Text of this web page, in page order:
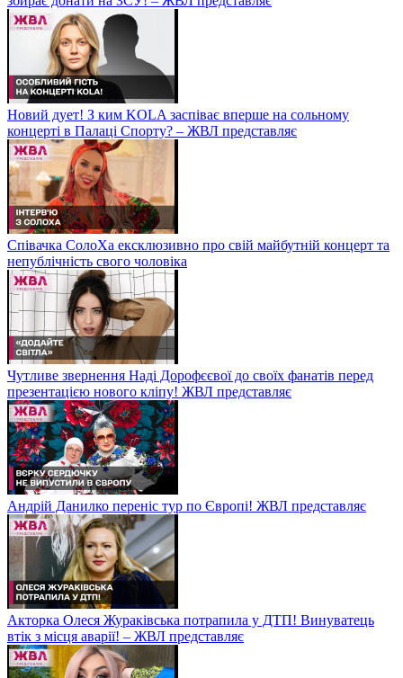
Новий дует! З ким KOLA заспіває вперше на сольному
концерті в Палаці Спорту? – ЖВЛ представляє
Співачка СолоХа ексклюзивно про свій майбутній концерт та
непублічність свого чоловіка
Чутливе звернення Наді Дорофєєвої до своїх фанатів перед
презентацією нового кліпу! ЖВЛ представляє
Андрій Данилко переніс тур по Європі! ЖВЛ представляє
Акторка Олеся Жураківська потрапила у ДТП! Винуватець
втік з місця аварії! – ЖВЛ представляє